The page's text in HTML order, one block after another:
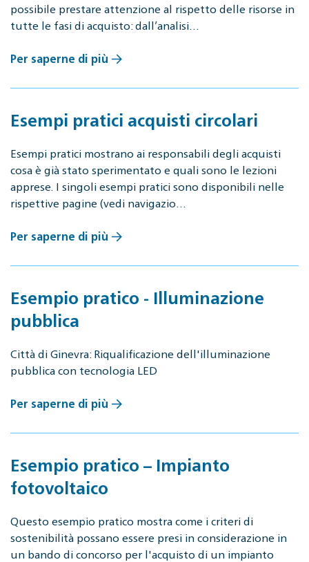
possibile prestare attenzione al rispetto delle risorse in
tutte le fasi di acquisto: dall’analisi…
Per saperne di più
Esempi pratici acquisti circolari
Esempi pratici mostrano ai responsabili degli acquisti
cosa è già stato sperimentato e quali sono le lezioni
apprese. I singoli esempi pratici sono disponibili nelle
rispettive pagine (vedi navigazio…
Per saperne di più
Esempio pratico - Illuminazione
pubblica
Città di Ginevra: Riqualificazione dell'illuminazione
pubblica con tecnologia LED
Per saperne di più
Esempio pratico – Impianto
fotovoltaico
Questo esempio pratico mostra come i criteri di
sostenibilità possano essere presi in considerazione in
un bando di concorso per l'acquisto di un impianto